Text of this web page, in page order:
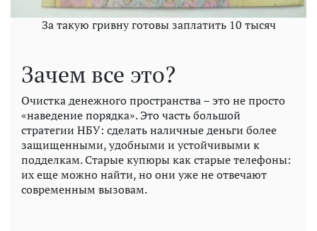
За такую гривну готовы заплатить 10 тысяч
Зачем все это?
Очистка денежного пространства – это не просто
«наведение порядка». Это часть большой
стратегии НБУ: сделать наличные деньги более
защищенными, удобными и устойчивыми к
подделкам. Старые купюры как старые телефоны:
их еще можно найти, но они уже не отвечают
современным вызовам.